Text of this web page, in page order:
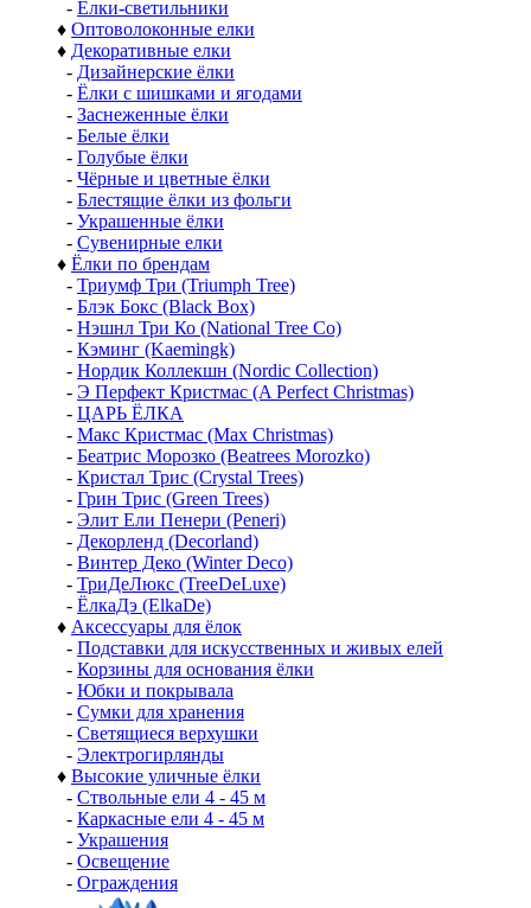
- Ёлки-светильники
♦ Оптоволоконные елки
♦ Декоративные елки
- Дизайнерские ёлки
- Ёлки с шишками и ягодами
- Заснеженные ёлки
- Белые ёлки
- Голубые ёлки
- Чёрные и цветные ёлки
- Блестящие ёлки из фольги
- Украшенные ёлки
- Сувенирные елки
♦ Ёлки по брендам
- Триумф Три (Triumph Tree)
- Блэк Бокс (Black Box)
- Нэшнл Три Ко (National Tree Co)
- Кэминг (Kaemingk)
- Нордик Коллекшн (Nordic Collection)
- Э Перфект Кристмас (A Perfect Christmas)
- ЦАРЬ ЁЛКА
- Макс Кристмас (Max Christmas)
- Беатрис Морозко (Beatrees Morozko)
- Кристал Трис (Crystal Trees)
- Грин Трис (Green Trees)
- Элит Ели Пенери (Peneri)
- Декорленд (Decorland)
- Винтер Деко (Winter Deco)
- ТриДеЛюкс (TreeDeLuxe)
- ЁлкаДэ (ElkaDe)
♦ Аксессуары для ёлок
- Подставки для искусственных и живых елей
- Корзины для основания ёлки
- Юбки и покрывала
- Сумки для хранения
- Светящиеся верхушки
- Электрогирлянды
♦ Высокие уличные ёлки
- Ствольные ели 4 - 45 м
- Каркасные ели 4 - 45 м
- Украшения
- Освещение
- Ограждения